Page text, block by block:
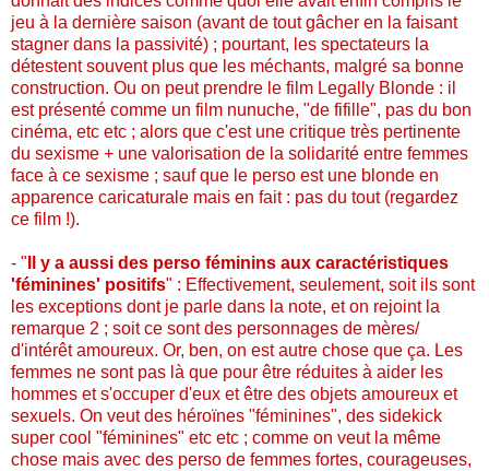
jeu à la dernière saison (avant de tout gâcher en la faisant
stagner dans la passivité) ; pourtant, les spectateurs la
détestent souvent plus que les méchants, malgré sa bonne
construction. Ou on peut prendre le film Legally Blonde : il
est présenté comme un film nunuche, "de fifille", pas du bon
cinéma, etc etc ; alors que c'est une critique très pertinente
du sexisme + une valorisation de la solidarité entre femmes
face à ce sexisme ; sauf que le perso est une blonde en
apparence caricaturale mais en fait : pas du tout (regardez
ce film !).
- " Il y a aussi des perso féminins aux caractéristiques
'féminines' positifs" : Effectivement, seulement, soit ils sont
les exceptions dont je parle dans la note, et on rejoint la
remarque 2 ; soit ce sont des personnages de mères/
d'intérêt amoureux. Or, ben, on est autre chose que ça. Les
femmes ne sont pas là que pour être réduites à aider les
hommes et s'occuper d'eux et être des objets amoureux et
sexuels. On veut des héroïnes "féminines", des sidekick
super cool "féminines" etc etc ; comme on veut la même
chose mais avec des perso de femmes fortes, courageuses,